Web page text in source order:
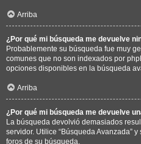
Arriba
¿Por qué mi búsqueda me devuelve
Probablemente su búsqueda fue muy
comunes que no son indexados por
opciones disponibles en la búsqueda
Arriba
¿Por qué mi búsqueda me devuelve
La búsqueda devolvió demasiados
servidor. Utilice “Búsqueda Avanzada”
foros de su búsqueda.